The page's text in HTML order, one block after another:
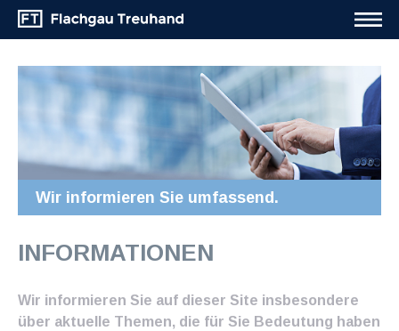
Wir informieren Sie umfassend.
INFORMATIONEN
Wir informieren Sie auf dieser Site insbesondere
über aktuelle Themen, die für Sie Bedeutung haben